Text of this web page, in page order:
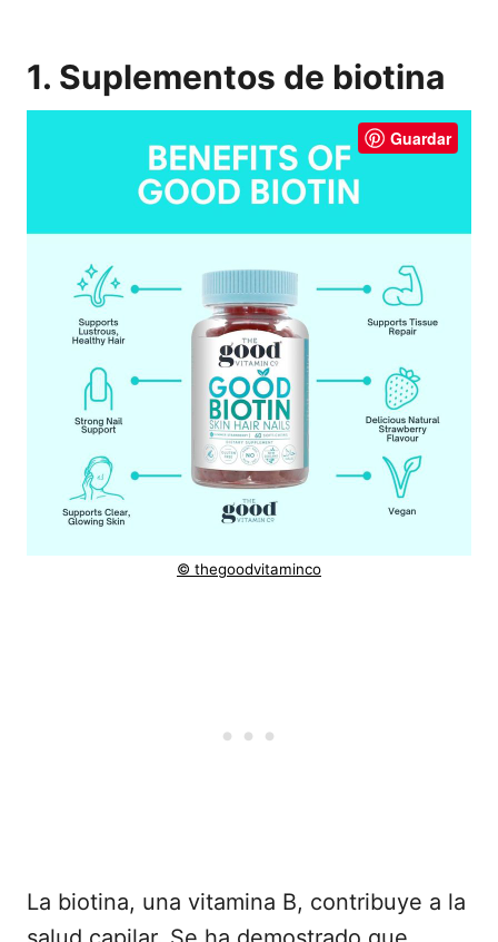
1. Suplementos de biotina
Guardar
© thegoodvitaminco
La biotina, una vitamina B, contribuye a la